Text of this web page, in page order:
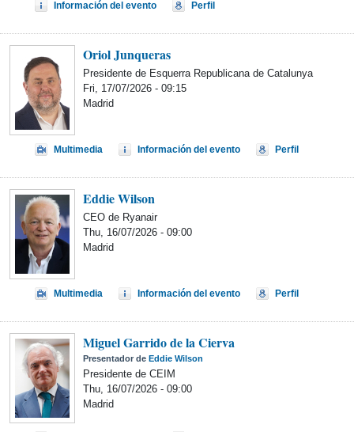
Información del evento Perfil
Oriol Junqueras
Presidente de Esquerra Republicana de Catalunya
Fri, 17/07/2026 - 09:15
Madrid
Multimedia Información del evento Perfil
Eddie Wilson
CEO de Ryanair
Thu, 16/07/2026 - 09:00
Madrid
Multimedia Información del evento Perfil
Miguel Garrido de la Cierva
Presentador de Eddie Wilson
Presidente de CEIM
Thu, 16/07/2026 - 09:00
Madrid